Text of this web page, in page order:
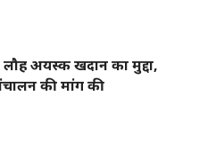
अयस्क खदान का मुद्दा,
की मांग की